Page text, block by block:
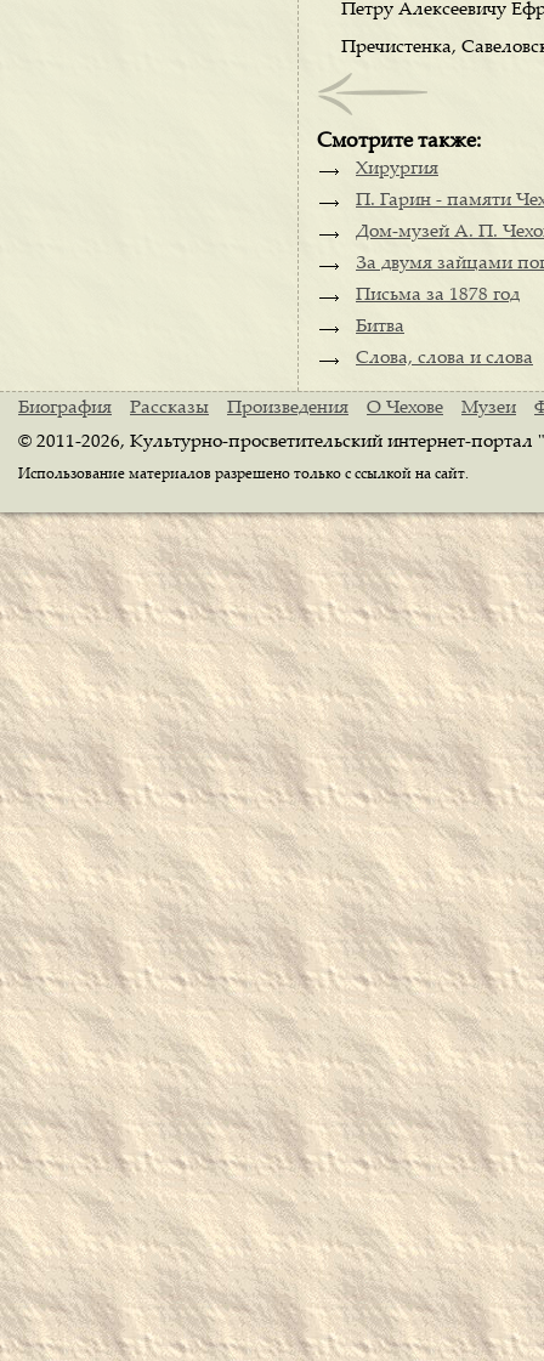
Петру Алексеевичу
Пречистенка,
Смотрите также:
Хирургия
П. Гарин - памяти
Дом-музей А. П.
За двумя зайцами
Письма за 1878 год
Битва
Слова, слова и слова
Биография Рассказы Произведения О Чехове Музеи
© 2011-2026, Культурно-просветительский интернет-
Использование материалов разрешено только с ссылкой на сайт.